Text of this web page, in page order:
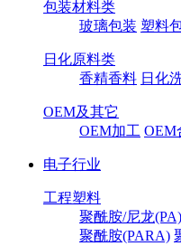
包装材料类
玻璃包装 塑料
日化原料类
香精香料 日化
OEM及其它
OEM加工 OEM
电子行业
工程塑料
聚酰胺/尼龙(PA)
聚酰胺(PARA)